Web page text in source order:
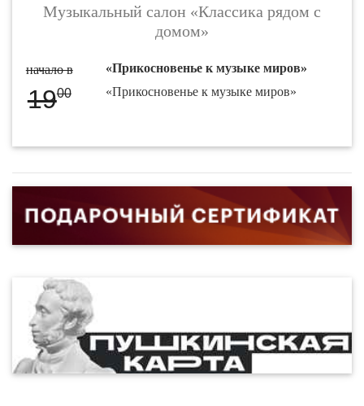
Музыкальный салон «Классика рядом с
домом»
начало в
1900
«Прикосновенье к музыке миров»
«Прикосновенье к музыке миров»